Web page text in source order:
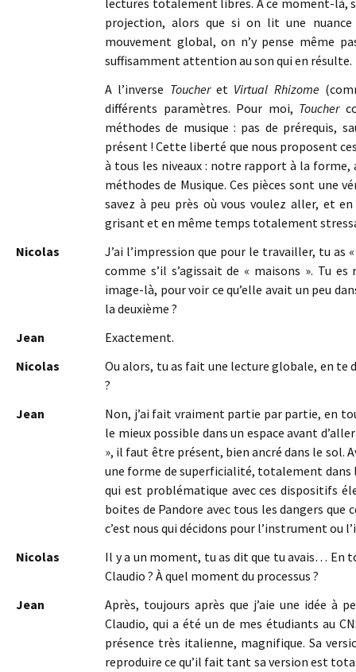
lectures totalement libres. A ce moment-là,
projection, alors que si on lit une nuance
mouvement global, on n’y pense même
suffisamment attention au son qui en résulte.
A l’inverse Toucheret Virtual Rhizome
différents paramètres. Pour moi, Toucher
méthodes de musique : pas de prérequis,
présent ! Cette liberté que nous proposent
à tous les niveaux : notre rapport à la forme,
méthodes de Musique. Ces pièces sont une
savez à peu près où vous voulez aller, et
grisant et en même temps totalement
Nicolas
J’ai l’impression que pour le travailler, tu
comme s’il s’agissait de « maisons ». Tu
image-là, pour voir ce qu’elle avait un peu
la deuxième ?
Jean
Exactement.
Nicolas
Ou alors, tu as fait une lecture globale, en te
?
Jean
Non, j’ai fait vraiment partie par partie, en
le mieux possible dans un espace avant
», il faut être présent, bien ancré dans le sol.
une forme de superficialité, totalement dans
qui est problématique avec ces dispositifs
boites de Pandore avec tous les dangers
c’est nous qui décidons pour l’instrument ou
Nicolas
Il y a un moment, tu as dit que tu avais… En
Claudio ? À quel moment du processus ?
Jean
Après, toujours après que j’aie une idée à
Claudio, qui a été un de mes étudiants au
présence très italienne, magnifique. Sa
reproduire ce qu’il fait tant sa version est